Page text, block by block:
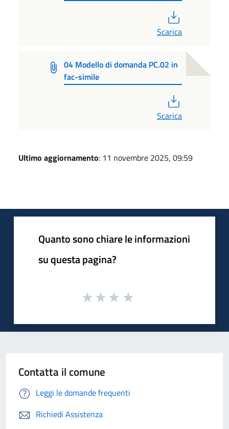
Scarica
04 Modello di domanda PC.02 in
fac-simile
Scarica
Ultimo aggiornamento: 11 novembre 2025, 09:59
Quanto sono chiare le informazioni
su questa pagina?
Contatta il comune
Leggi le domande frequenti
Richiedi Assistenza